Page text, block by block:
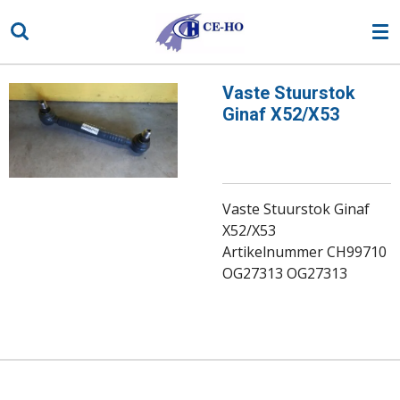
direct
naar
de
hoofdinhoud
Vaste Stuurstok
Ginaf X52/X53
Vaste Stuurstok Ginaf
X52/X53
Artikelnummer CH99710
OG27313 OG27313